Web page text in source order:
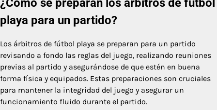
playa para un partido?
Los árbitros de fútbol playa se preparan para un partido
revisando a fondo las reglas del juego, realizando reuniones
previas al partido y asegurándose de que estén en buena
forma física y equipados. Estas preparaciones son cruciales
para mantener la integridad del juego y asegurar un
funcionamiento fluido durante el partido.